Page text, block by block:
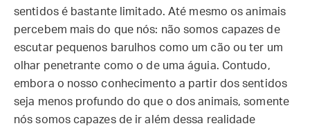
sentidos é bastante limitado. Até mesmo os animais
percebem mais do que nós: não somos capazes de
escutar pequenos barulhos como um cão ou ter um
olhar penetrante como o de uma águia. Contudo,
embora o nosso conhecimento a partir dos sentidos
seja menos profundo do que o dos animais, somente
nós somos capazes de ir além dessa realidade